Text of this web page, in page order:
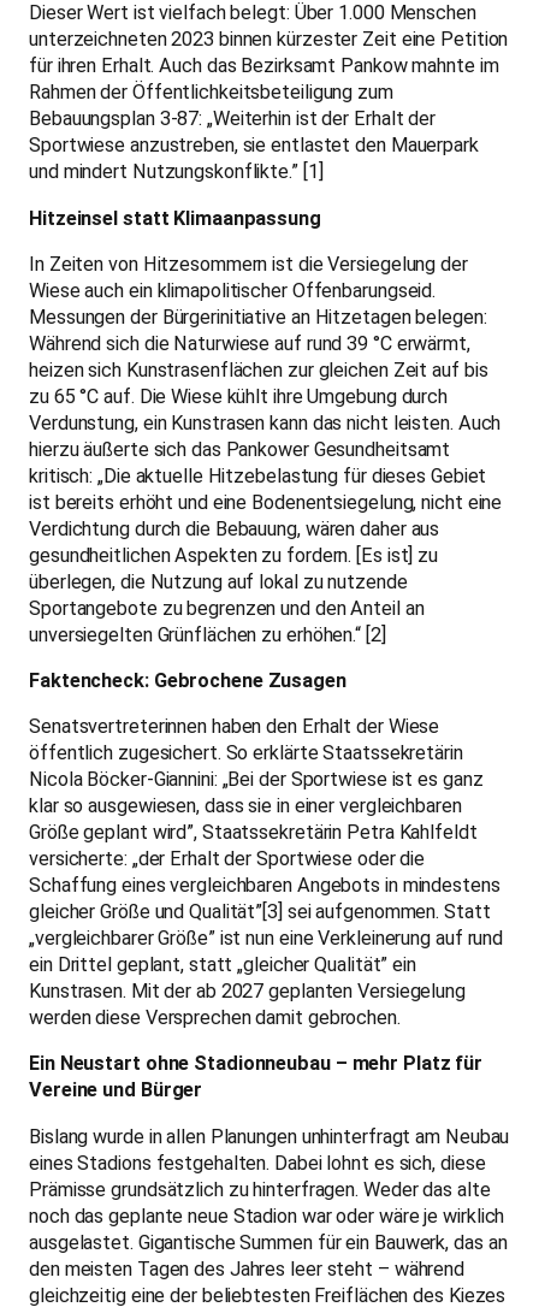
Dieser Wert ist vielfach belegt: Über 1.000 Menschen
unterzeichneten 2023 binnen kürzester Zeit eine Petition
für ihren Erhalt. Auch das Bezirksamt Pankow mahnte im
Rahmen der Öffentlichkeitsbeteiligung zum
Bebauungsplan 3-87: „Weiterhin ist der Erhalt der
Sportwiese anzustreben, sie entlastet den Mauerpark
und mindert Nutzungskonflikte.” [1]
Hitzeinsel statt Klimaanpassung
In Zeiten von Hitzesommern ist die Versiegelung der
Wiese auch ein klimapolitischer Offenbarungseid.
Messungen der Bürgerinitiative an Hitzetagen belegen:
Während sich die Naturwiese auf rund 39 °C erwärmt,
heizen sich Kunstrasenflächen zur gleichen Zeit auf bis
zu 65 °C auf. Die Wiese kühlt ihre Umgebung durch
Verdunstung, ein Kunstrasen kann das nicht leisten. Auch
hierzu äußerte sich das Pankower Gesundheitsamt
kritisch: „Die aktuelle Hitzebelastung für dieses Gebiet
ist bereits erhöht und eine Bodenentsiegelung, nicht eine
Verdichtung durch die Bebauung, wären daher aus
gesundheitlichen Aspekten zu fordern. [Es ist] zu
überlegen, die Nutzung auf lokal zu nutzende
Sportangebote zu begrenzen und den Anteil an
unversiegelten Grünflächen zu erhöhen.“ [2]
Faktencheck: Gebrochene Zusagen
Senatsvertreterinnen haben den Erhalt der Wiese
öffentlich zugesichert. So erklärte Staatssekretärin
Nicola Böcker-Giannini: „Bei der Sportwiese ist es ganz
klar so ausgewiesen, dass sie in einer vergleichbaren
Größe geplant wird”, Staatssekretärin Petra Kahlfeldt
versicherte: „der Erhalt der Sportwiese oder die
Schaffung eines vergleichbaren Angebots in mindestens
gleicher Größe und Qualität”[3] sei aufgenommen. Statt
„vergleichbarer Größe” ist nun eine Verkleinerung auf rund
ein Drittel geplant, statt „gleicher Qualität” ein
Kunstrasen. Mit der ab 2027 geplanten Versiegelung
werden diese Versprechen damit gebrochen.
Ein Neustart ohne Stadionneubau – mehr Platz für
Vereine und Bürger
Bislang wurde in allen Planungen unhinterfragt am Neubau
eines Stadions festgehalten. Dabei lohnt es sich, diese
Prämisse grundsätzlich zu hinterfragen. Weder das alte
noch das geplante neue Stadion war oder wäre je wirklich
ausgelastet. Gigantische Summen für ein Bauwerk, das an
den meisten Tagen des Jahres leer steht – während
gleichzeitig eine der beliebtesten Freiflächen des Kiezes